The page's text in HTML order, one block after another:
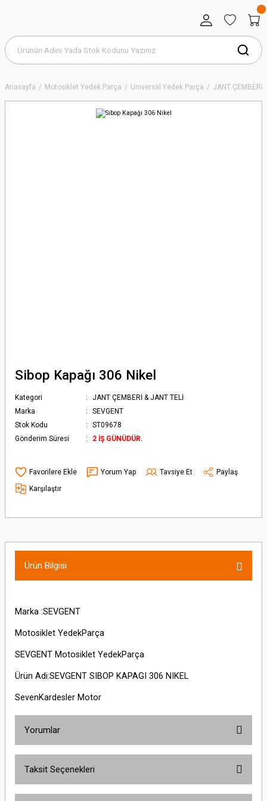
Anasayfa Motosiklet Yedek Parça Universal Yedek Parça JANT ÇEMBERİ
Sibop Kapağı 306 Nikel
Kategori
JANT ÇEMBERİ & JANT TELİ
Marka
SEVGENT
Stok Kodu
ST09678
Gönderim Süresi
2 İŞ GÜNÜDÜR.
Yorum Yap Tavsiye Et
Paylaş
Karşılaştır
Ürün Bilgisi
Marka :SEVGENT
Motosiklet YedekParça
SEVGENT Motosiklet YedekParça
Ürün Adi:SEVGENT SIBOP KAPAGI 306 NIKEL
SevenKardesler Motor
Yorumlar
Taksit Seçenekleri